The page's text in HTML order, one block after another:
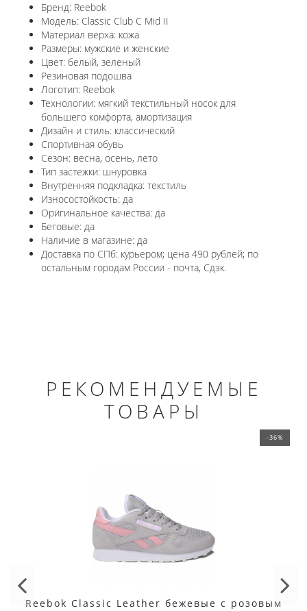
Бренд: Reebok
Модель: Classic Club C Mid II
Материал верха: кожа
Размеры: мужские и женские
Цвет: белый, зеленый
Резиновая подошва
Логотип: Reebok
Технологии: мягкий текстильный носок для
большего комфорта, амортизация
Дизайн и стиль: классический
Спортивная обувь
Сезон: весна, осень, лето
Тип застежки: шнуровка
Внутренняя подкладка: текстиль
Износостойкость: да
Оригинальное качества: да
Беговые: да
Наличие в магазине: да
Доставка по СПб: курьером; цена 490 рублей; по
остальным городам России - почта, Сдэк.
РЕКОМЕНДУЕМЫЕ
ТОВАРЫ
-36%
Reebok Classic Leather бежевые с розовым